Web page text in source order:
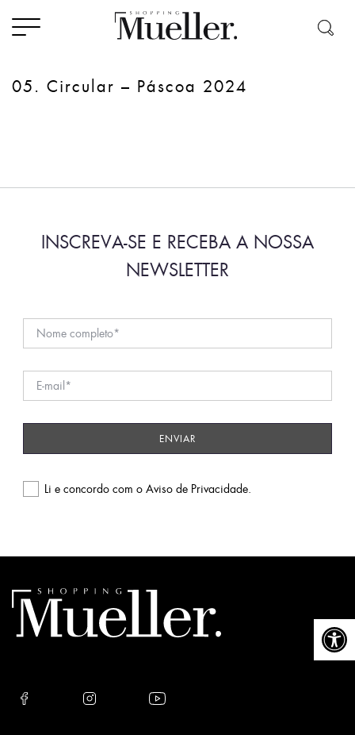
Abrir
05. Circular – Páscoa 2024
INSCREVA-SE E RECEBA A NOSSA
NEWSLETTER
Li e concordo com o Aviso de Privacidade
empty.